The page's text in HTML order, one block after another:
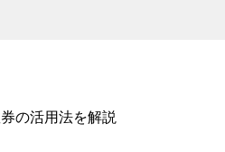
の活用法を解説